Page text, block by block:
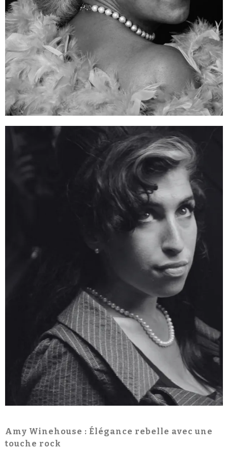
Amy Winehouse : Élégance rebelle avec une
touche rock